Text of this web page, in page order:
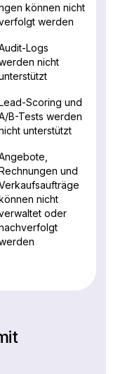
können nicht
werden
Logs
nicht
Scoring und
B-Tests werden
unterstützt
und
nicht
oder